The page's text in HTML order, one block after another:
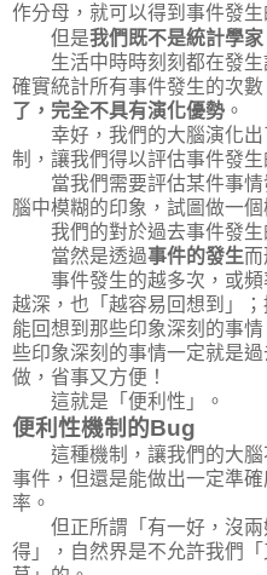
作分母，就可以得到事件發生
但是我們既不是統計學
生活中時時刻刻都在發
確實統計所有事件發生的次數
了，完全不具有演化優勢 。
幸好，我們的大腦演化
制，讓我們得以評估事件發生
當我們需要評估某件事
腦中模糊的印象，試圖做一個
我們的對於過去事件發
當然是透過事件的發生而
事件發生的越多次，或
越深，也「越容易回想到」
能回想到那些印象深刻的事
些印象深刻的事情一定就是
做，省事又方便！
這就是「便利性」。
便利性機制的Bug
這種機制，讓我們的大
事件，但還是能做出一定準
率。
但正所謂「有一好，沒
得」，自然界是不允許我們